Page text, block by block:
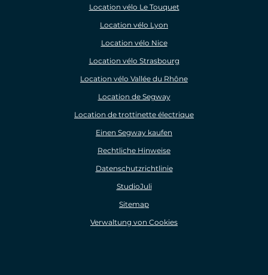
Location vélo Le Touquet
Location vélo Lyon
Location vélo Nice
Location vélo Strasbourg
Location vélo Vallée du Rhône
Location de Segway
Location de trottinette électrique
Einen Segway kaufen
Rechtliche Hinweise
Datenschutzrichtlinie
StudioJuli
Sitemap
Verwaltung von Cookies